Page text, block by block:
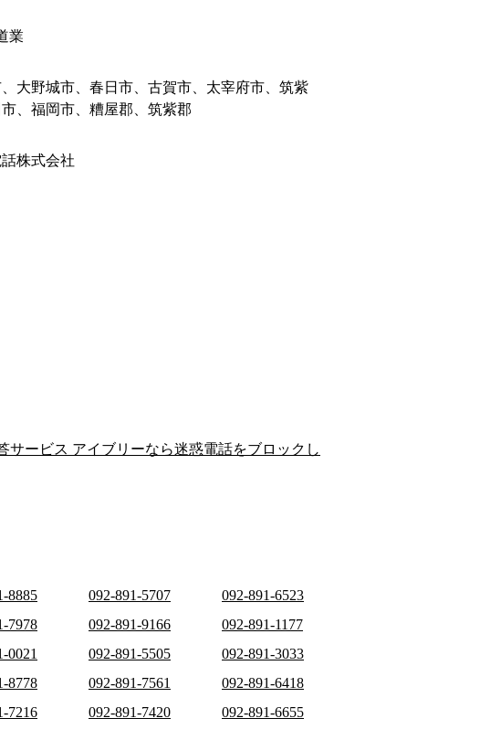
業
大野城市、春日市、古賀市、太宰府市、筑紫
、福岡市、糟屋郡、筑紫郡
株式会社
ービス アイブリーなら迷惑電話をブロックし
8885 092-891-5707
092-891-6523
7978 092-891-9166
092-891-1177
0021 092-891-5505
092-891-3033
8778 092-891-7561
092-891-6418
7216 092-891-7420
092-891-6655